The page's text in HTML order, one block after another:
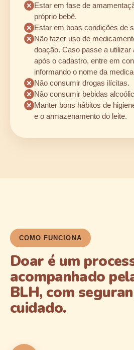
Estar em fase de
próprio bebê.
Estar em boas condições de
Não fazer uso de
doação. Caso passe a
após o cadastro, entre em
informando o nome da
Não consumir drogas ilícitas.
Não consumir bebidas
Manter bons hábitos de
e o armazenamento do leite.
COMO FUNCIONA
Doar é um
acompanhado
BLH, com
cuidado.